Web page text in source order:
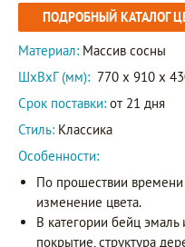
ПОДРОБНЫЙ КАТАЛОГ
Материал: Массив сосны
ШxВxГ (мм): 770 x 910 x
Срок поставки: от 21 дня
Стиль: Классика
Особенности:
По прошествии
изменение цвета.
В категории бейц эмаль
покрытие, структура